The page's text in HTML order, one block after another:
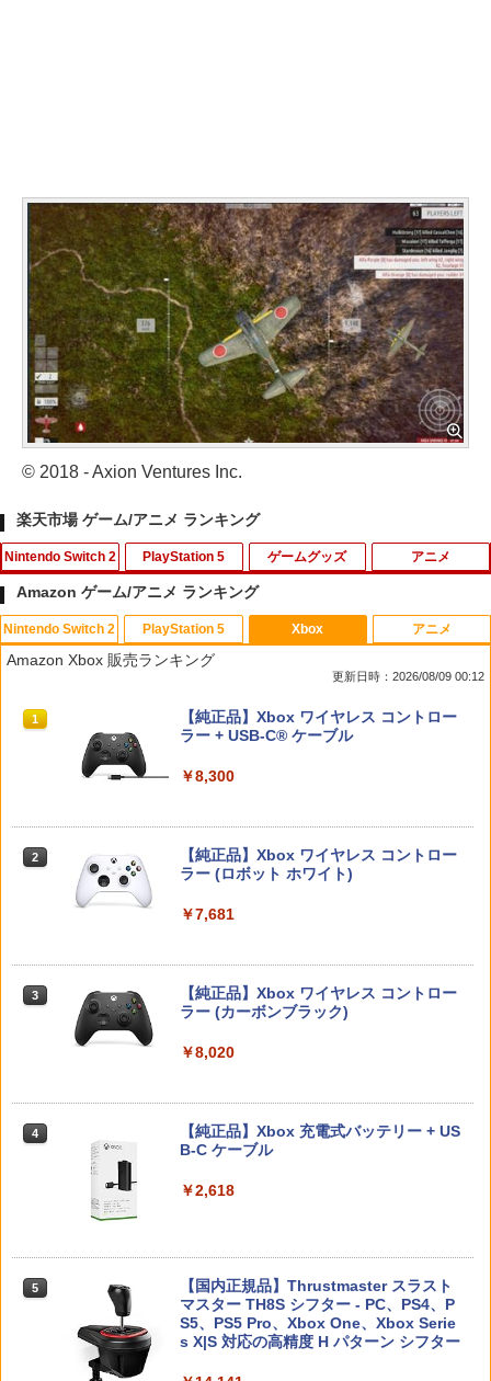
© 2018 - Axion Ventures Inc.
楽天市場 ゲーム/アニメ ランキング
Nintendo Switch 2
1
【7週連続1位】inklink公式 Switch / Sw
itch2 コントローラー 最新モデル 最新フ
ァームウェア プロコン プロコン2 プロコ
h コントローラー ワイヤレスコントロー
ラー 連射機能 ワイヤレス switch2コン
Switch2用 温度モニターファン
￥3,224
FF】【tomtoc公式店】 Switch 2対応 ハ
持ち運び キャリングケース 耐衝撃 薄型
ハードポーチ ゲームカード12枚収納 ア
クセサリーポーチ
￥2,653
【顧客満足度98.3%】 Switch2 ケース
大容量 Switch2/Switch通常モデル/Swit
ch lite/Switch 有機ELモテルに対応 収納
バッグ 防水 防塵 耐衝撃 持ち運び便利 ポ
ーチ スタンド/コントローラー/カード/ド
ックなど収納可能 カバー 収納ボックス
PlayStation 5
1
鬼エイム 指サック ゲーム スマホ ゲーミ
ング FPS 音ゲー 荒野行動 PUBG Apex
CoD 高感度 銀繊維 手汗対策 鬼サック 6
￥1,280
￥2,783
版
4
【中古】REANIMAL(リアニマル)ソフト:
プレイステーション5ソフト／アクショ
5 がんばれゴエモン大集合！ PS5版
￥4,890
ゲームグッズ アニメ
1
劇場版「鬼滅の刃」無限城編 第一章 猗
窩座再来(通常版)【Blu-ray】 [ 吾峠呼世
￥3,960
￥4,000
ay】(描き下ろしイラスト(時行 B)使用 A
3タペストリー+アクリルキーホルダー) [
【楽天ブックス限定全巻購入特典+先着
版)【Blu-ray】(描き下ろしイラスト(時
￥7,150
Amazon ゲーム/アニメ ランキング
Nintendo Switch 2
1
スプラトゥーン レイダース|オンライン
コード版
￥5,832
スプラトゥーン レイダース -Switch2
￥6,449
Nintendo Switch 2(日本語・国内専用)
ンラインコード版
ニンテンドープリペイド番号 5000円|オ
ンラインコード版
PlayStation 5
1
PlayStation 5 デジタル・エディション
日本語専用 Console Language: Japan
Beast of Reincarnation -PS5 【特典】
J) PlayStation 5
トローラー ミッドナイト ブラック(CFI-
ZCT2J01)
【純正品】DualSense ワイヤレスコン
トローラー(CFI-ZCT2J)
Xbox
Amazon Xbox 販売ランキング
更新日時：2026/08/09 00:12
1
【純正品】Xbox ワイヤレス コントロー
ラー + USB-C® ケーブル
￥8,300
2
【純正品】Xbox ワイヤレス コントロー
ラー (ロボット ホワイト)
￥7,681
3
【純正品】Xbox ワイヤレス コントロー
ラー (カーボンブラック)
￥8,020
4
【純正品】Xbox 充電式バッテリー + US
B-C ケーブル
￥2,618
5
【国内正規品】Thrustmaster スラスト
マスター TH8S シフター - PC、PS4、P
S5、PS5 Pro、Xbox One、Xbox Serie
s X|S 対応の高精度 H パターン シフター
アニメ